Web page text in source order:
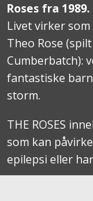
Roses fra 1989.
Livet virker
Theo Rose
Cumberbatch):
fantastiske
storm.
THE ROSES
som kan
epilepsi eller